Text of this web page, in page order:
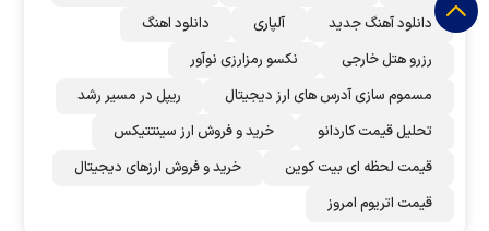
دانلود آهنگ جدید
آلپاری
دانلود اهنگ
رزرو هتل خارجی
نکسو رمزارزی نوآور
مسموم سازی آدرس های ارز دیجیتال
ریپل در مسیر رشد
تحلیل قیمت کاردانو
خرید و فروش ارز سینتتیکس
قیمت لحظه ای بیت کوین
خرید و فروش ارزهای دیجیتال
قیمت اتریوم امروز